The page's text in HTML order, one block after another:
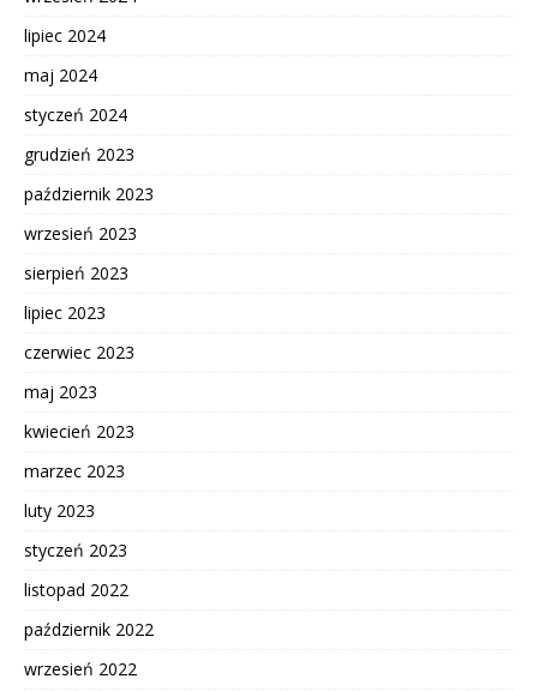
lipiec 2024
maj 2024
styczeń 2024
grudzień 2023
październik 2023
wrzesień 2023
sierpień 2023
lipiec 2023
czerwiec 2023
maj 2023
kwiecień 2023
marzec 2023
luty 2023
styczeń 2023
listopad 2022
październik 2022
wrzesień 2022